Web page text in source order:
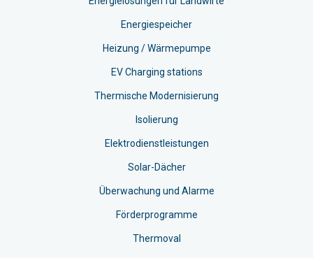
Energiespeicher
Heizung / Wärmepumpe
EV Charging stations​
Thermische Modernisierung
Isolierung
Elektrodienstleistungen
Solar-Dächer
Überwachung und Alarme
Förderprogramme
Thermoval